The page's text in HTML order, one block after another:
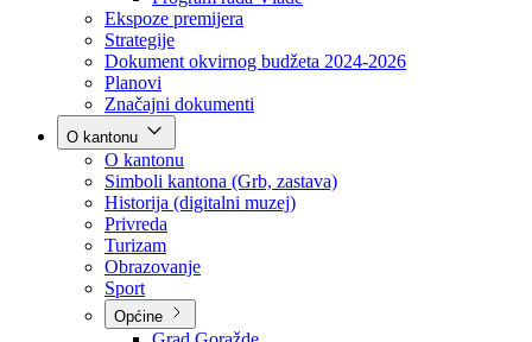
Vlada
Poslovnik
Program rada Vlade
Ekspoze premijera
Strategije
Dokument okvirnog budžeta 2024-2026
Planovi
Značajni dokumenti
O kantonu
O kantonu
Simboli kantona (Grb, zastava)
Historija (digitalni muzej)
Privreda
Turizam
Obrazovanje